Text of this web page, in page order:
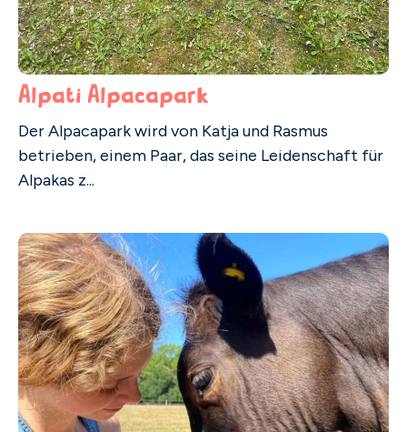
Alpati Alpacapark
Der Alpacapark wird von Katja und Rasmus
betrieben, einem Paar, das seine Leidenschaft für
Alpakas z...